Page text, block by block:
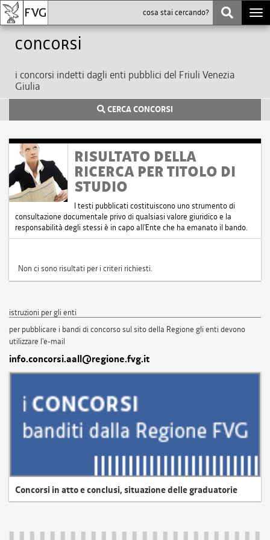
Concorsi
i concorsi indetti dagli enti pubblici del Friuli Venezia
Giulia
CERCA CONCORSI
RISULTATO DELLA
RICERCA PER TITOLO DI
STUDIO
I testi pubblicati costituiscono uno strumento di
consultazione documentale privo di qualsiasi valore giuridico e la
responsabilità degli stessi è in capo all'Ente che ha emanato il bando.
Non ci sono risultati per i criteri richiesti.
istruzioni per gli enti
per pubblicare i bandi di concorso sul sito della Regione gli enti devono
utilizzare l'e-mail
info.concorsi.aall@regione.fvg.it
Concorsi in atto e conclusi, situazione delle graduatorie